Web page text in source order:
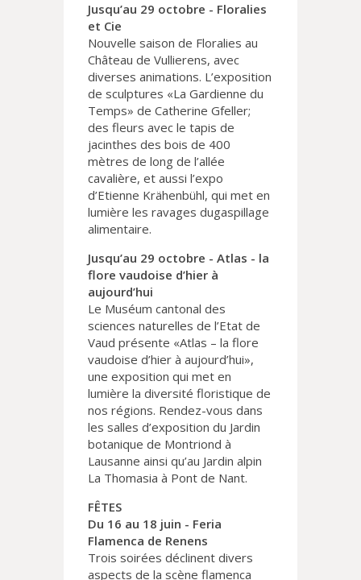
Jusqu’au 29 octobre - Floralies
et Cie
Nouvelle saison de Floralies au
Château de Vullierens, avec
diverses animations. L’exposition
de sculptures «La Gardienne du
Temps» de Catherine Gfeller;
des fleurs avec le tapis de
jacinthes des bois de 400
mètres de long de l’allée
cavalière, et aussi l’expo
d’Etienne Krähenbühl, qui met en
lumière les ravages dugaspillage
alimentaire.
Jusqu’au 29 octobre - Atlas - la
flore vaudoise d’hier à
aujourd’hui
Le Muséum cantonal des
sciences naturelles de l’Etat de
Vaud présente «Atlas – la flore
vaudoise d’hier à aujourd’hui»,
une exposition qui met en
lumière la diversité floristique de
nos régions. Rendez-vous dans
les salles d’exposition du Jardin
botanique de Montriond à
Lausanne ainsi qu’au Jardin alpin
La Thomasia à Pont de Nant.
FÊTES
Du 16 au 18 juin - Feria
Flamenca de Renens
Trois soirées déclinent divers
aspects de la scène flamenca